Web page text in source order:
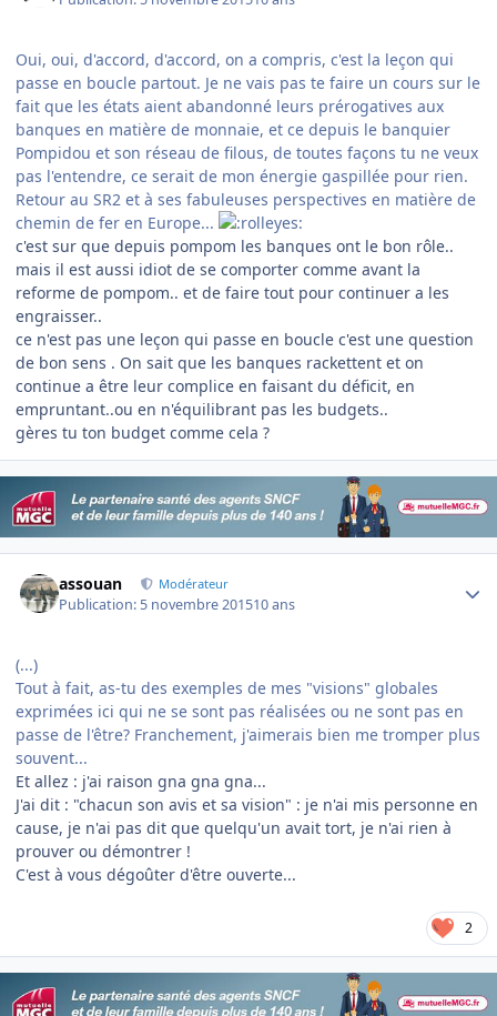
Oui, oui, d'accord, d'accord, on a compris, c'est la leçon qui
passe en boucle partout. Je ne vais pas te faire un cours sur le
fait que les états aient abandonné leurs prérogatives aux
banques en matière de monnaie, et ce depuis le banquier
Pompidou et son réseau de filous, de toutes façons tu ne veux
pas l'entendre, ce serait de mon énergie gaspillée pour rien.
Retour au SR2 et à ses fabuleuses perspectives en matière de
chemin de fer en Europe...
c'est sur que depuis pompom les banques ont le bon rôle..
mais il est aussi idiot de se comporter comme avant la
reforme de pompom.. et de faire tout pour continuer a les
engraisser..
ce n'est pas une leçon qui passe en boucle c'est une question
de bon sens . On sait que les banques rackettent et on
continue a être leur complice en faisant du déficit, en
empruntant..ou en n'équilibrant pas les budgets..
gères tu ton budget comme cela ?
assouan Modérateur
Publication: 5 novembre 201510 ans
(...)
Tout à fait, as-tu des exemples de mes "visions" globales
exprimées ici qui ne se sont pas réalisées ou ne sont pas en
passe de l'être? Franchement, j'aimerais bien me tromper plus
souvent...
Et allez : j'ai raison gna gna gna...
J'ai dit : "chacun son avis et sa vision" : je n'ai mis personne en
cause, je n'ai pas dit que quelqu'un avait tort, je n'ai rien à
prouver ou démontrer !
C'est à vous dégoûter d'être ouverte...
2